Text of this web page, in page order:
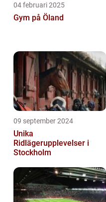
04 februari 2025
Gym på Öland
09 september 2024
Unika
Ridlägerupplevelser i
Stockholm